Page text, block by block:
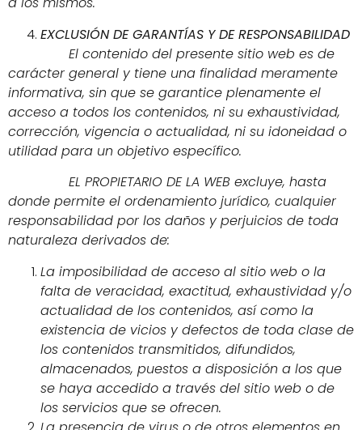
EXCLUSIÓN DE GARANTÍAS Y DE RESPONSABILIDAD
El contenido del presente sitio web es de
carácter general y tiene una finalidad meramente
informativa, sin que se garantice plenamente el
acceso a todos los contenidos, ni su exhaustividad,
corrección, vigencia o actualidad, ni su idoneidad o
utilidad para un objetivo específico.
EL PROPIETARIO DE LA WEB excluye, hasta
donde permite el ordenamiento jurídico, cualquier
responsabilidad por los daños y perjuicios de toda
naturaleza derivados de:
La imposibilidad de acceso al sitio web o la
falta de veracidad, exactitud, exhaustividad y/o
actualidad de los contenidos, así como la
existencia de vicios y defectos de toda clase de
los contenidos transmitidos, difundidos,
almacenados, puestos a disposición a los que
se haya accedido a través del sitio web o de
los servicios que se ofrecen.